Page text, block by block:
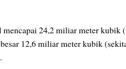
mencapai 24,2 miliar meter kubik
12,6 miliar meter kubik